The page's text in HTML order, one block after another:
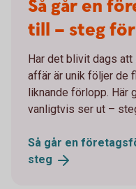
Så går en
till – steg
Har det blivit dags att
affär är unik följer de
liknande förlopp. Här
vanligtvis ser ut –
Så går en
steg